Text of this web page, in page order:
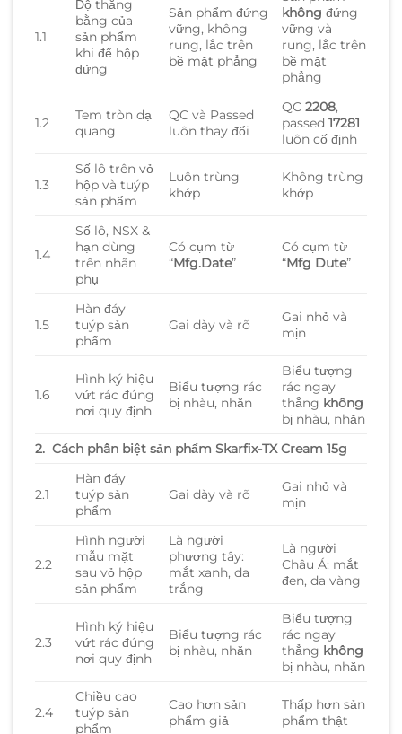
1.1
Độ thăng
bằng của
sản phẩm
khi để hộp
đứng
Sản phẩm đứng
vững, không
rung, lắc trên
bề mặt phẳng
không đứng
vững và
rung, lắc trên
bề mặt
phẳng
1.2
Tem tròn dạ
quang
QC và Passed
luôn thay đổi
QC2208,
passed17281
luôn cố định
1.3
Số lô trên vỏ
hộp và tuýp
sản phẩm
Luôn trùng
khớp
Không trùng
khớp
1.4
Số lô, NSX &
hạn dùng
trên nhãn
phụ
Có cụm từ
“Mfg.Date”
Có cụm từ
“Mfg Dute”
1.5
Hàn đáy
tuýp sản
phẩm
Gai dày và rõ
Gai nhỏ và
mịn
1.6
Hình ký hiệu
vứt rác đúng
nơi quy định
Biểu tượng rác
bị nhàu, nhăn
Biểu tượng
rác ngay
thẳng không
bị nhàu, nhăn
2. Cách phân biệt sản phẩm Skarfix-TX Cream 15g
2.1
Hàn đáy
tuýp sản
phẩm
Gai dày và rõ
Gai nhỏ và
mịn
2.2
Hình người
mẫu mặt
sau vỏ hộp
sản phẩm
Là người
phương tây:
mắt xanh, da
trắng
Là người
Châu Á: mắt
đen, da vàng
2.3
Hình ký hiệu
vứt rác đúng
nơi quy định
Biểu tượng rác
bị nhàu, nhăn
Biểu tượng
rác ngay
thẳng không
bị nhàu, nhăn
2.4
Chiều cao
tuýp sản
phẩm
Cao hơn sản
phẩm giả
Thấp hơn sản
phẩm thật